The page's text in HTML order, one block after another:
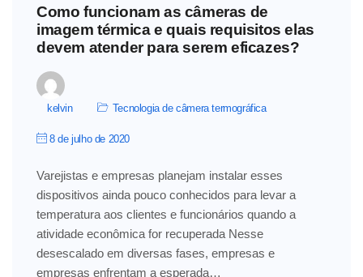
Como funcionam as câmeras de
imagem térmica e quais requisitos elas
devem atender para serem eficazes?
kelvin Tecnologia de câmera termográfica
8 de julho de 2020
Varejistas e empresas planejam instalar esses
dispositivos ainda pouco conhecidos para levar a
temperatura aos clientes e funcionários quando a
atividade econômica for recuperada Nesse
desescalado em diversas fases, empresas e
empresas enfrentam a esperada…